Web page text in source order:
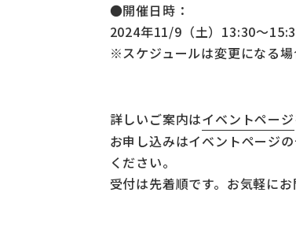
●開催日時：
2024年11/9（土）13:30～
※スケジュールは変更になる場
詳しいご案内はイベントページ
お申し込みはイベントページ
ください。
受付は先着順です。お気軽にお